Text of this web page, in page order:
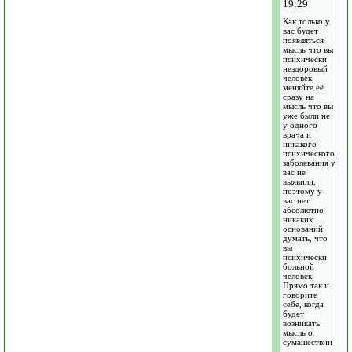
19:29
Как только у
вас будет
появляться
мысль что вы
психически
нездоровый
человек,
меняйте её
сразу на
мысль что вы
уже были не
у одного
врача и
никакого
психического
заболевания у
вас не
выявили,
поэтому у
вас нет
абсолютно
никаких
оснований
думать, что
вы
психически
больной
человек.
Прямо так и
говорите
себе, когда
будет
возникать
мысль о
сумашествии